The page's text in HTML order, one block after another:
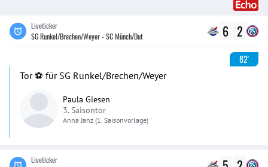
Liveticker
SG Runkel/Brechen/Weyer - SC Münch/Dut
6 2
82'
Tor ⚽️ für SG Runkel/Brechen/Weyer
Paula Giesen
3. Saisontor
Anna Janz (1. Saisonvorlage)
Liveticker